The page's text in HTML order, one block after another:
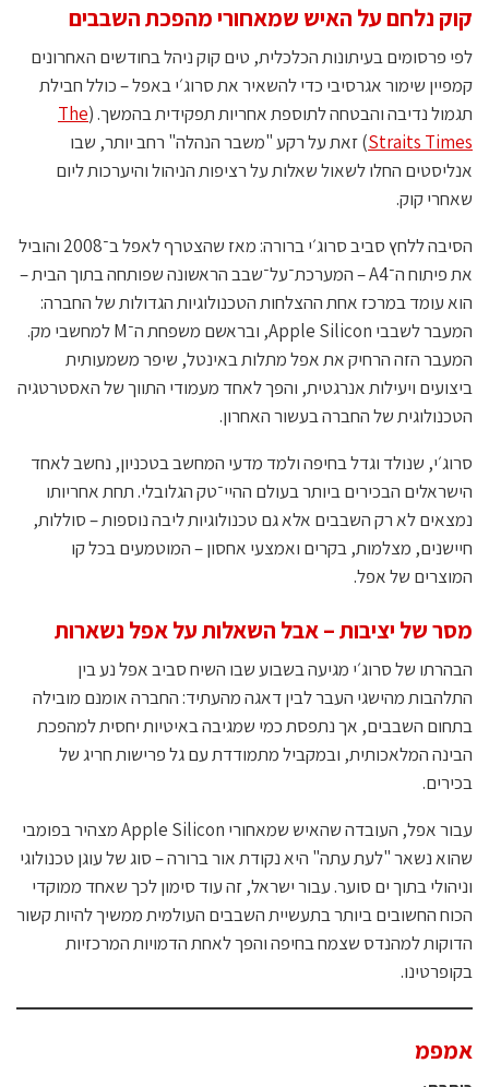
קוק נלחם על האיש שמאחורי מהפכת השבבים
לפי פרסומים בעיתונות הכלכלית, טים קוק ניהל בחודשים האחרונים
קמפיין שימור אגרסיבי כדי להשאיר את סרוג׳י באפל – כולל חבילת
תגמול נדיבה והבטחה לתוספת אחריות תפקידית בהמשך. (The
Straits Times) זאת על רקע "משבר הנהלה" רחב יותר, שבו
אנליסטים החלו לשאול שאלות על רציפות הניהול והיערכות ליום
שאחרי קוק.
הסיבה ללחץ סביב סרוג׳י ברורה: מאז שהצטרף לאפל ב־2008 והוביל
את פיתוח ה־A4 – המערכת־על־שבב הראשונה שפותחה בתוך הבית –
הוא עומד במרכז אחת ההצלחות הטכנולוגיות הגדולות של החברה:
המעבר לשבבי Apple Silicon, ובראשם משפחת ה־M למחשבי מק.
המעבר הזה הרחיק את אפל מתלות באינטל, שיפר משמעותית
ביצועים ויעילות אנרגטית, והפך לאחד מעמודי התווך של האסטרטגיה
הטכנולוגית של החברה בעשור האחרון.
סרוג׳י, שנולד וגדל בחיפה ולמד מדעי המחשב בטכניון, נחשב לאחד
הישראלים הבכירים ביותר בעולם ההיי־טק הגלובלי. תחת אחריותו
נמצאים לא רק השבבים אלא גם טכנולוגיות ליבה נוספות – סוללות,
חיישנים, מצלמות, בקרים ואמצעי אחסון – המוטמעים בכל קו
המוצרים של אפל.
מסר של יציבות – אבל השאלות על אפל נשארות
הבהרתו של סרוג׳י מגיעה בשבוע שבו השיח סביב אפל נע בין
התלהבות מהישגי העבר לבין דאגה מהעתיד: החברה אומנם מובילה
בתחום השבבים, אך נתפסת כמי שמגיבה באיטיות יחסית למהפכת
הבינה המלאכותית, ובמקביל מתמודדת עם גל פרישות חריג של
בכירים.
עבור אפל, העובדה שהאיש שמאחורי Apple Silicon מצהיר בפומבי
שהוא נשאר "לעת עתה" היא נקודת אור ברורה – סוג של עוגן טכנולוגי
וניהולי בתוך ים סוער. עבור ישראל, זה עוד סימון לכך שאחד ממוקדי
הכוח החשובים ביותר בתעשיית השבבים העולמית ממשיך להיות קשור
הדוקות למהנדס שצמח בחיפה והפך לאחת הדמויות המרכזיות
בקופרטינו.
אמפמ